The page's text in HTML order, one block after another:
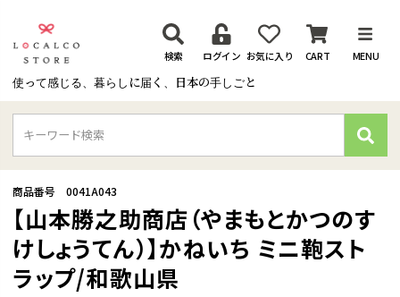
使って感じる、暮らしに届く、日本の手しごと
検索 ログイン お気に入り CART MENU
検
索
【山本勝之助商店（やまもとかつのす
けしょうてん）】かねいち ミニ鞄スト
ラップ/和歌山県
商品番号 0041A043